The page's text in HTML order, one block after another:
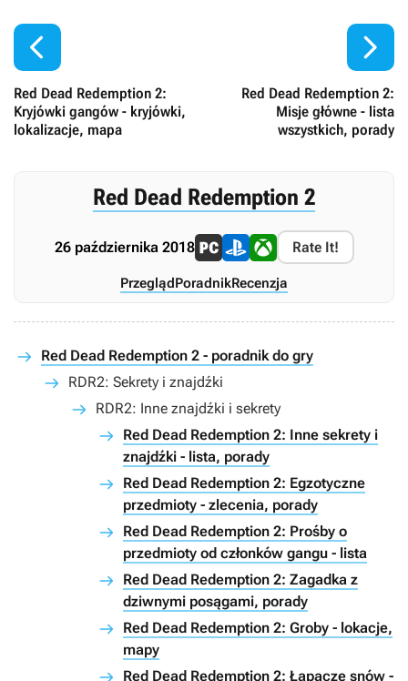

Red Dead Redemption 2:
Kryjówki gangów - kryjówki,
lokalizacje, mapa
Red Dead Redemption 2:
Misje główne - lista
wszystkich, porady

Red Dead Redemption 2
26 października 2018 Rate It!
PrzeglądPoradnikRecenzja
Red Dead Redemption 2 - poradnik do gry
RDR2: Sekrety i znajdźki
RDR2: Inne znajdźki i sekrety
Red Dead Redemption 2: Inne sekrety i
znajdźki - lista, porady
Red Dead Redemption 2: Egzotyczne
przedmioty - zlecenia, porady
Red Dead Redemption 2: Prośby o
przedmioty od członków gangu - lista
Red Dead Redemption 2: Zagadka z
dziwnymi posągami, porady
Red Dead Redemption 2: Groby - lokacje,
mapy
Red Dead Redemption 2: Łapacze snów -